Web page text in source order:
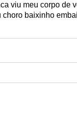
viu meu corpo de
choro baixinho